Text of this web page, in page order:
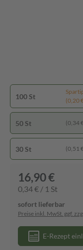
100 St
(0,20
50 St (0,34
30 St (0,51
16,90 €
0,34 € / 1 St
sofort lieferbar
Preise inkl. MwSt. ggf.
E-Rezept